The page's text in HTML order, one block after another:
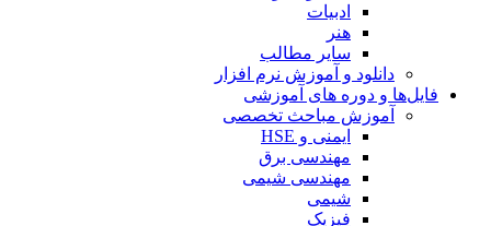
ادبیات
هنر
سایر مطالب
دانلود و آموزش نرم افزار
فایل‌ها و دوره های آموزشی
آموزش مباحث تخصصی
ایمنی و HSE
مهندسی برق
مهندسی شیمی
شیمی
فیزیک